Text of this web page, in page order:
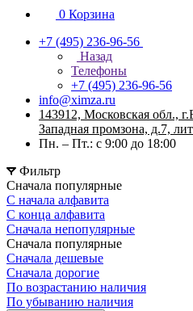
0 Корзина
+7 (495) 236-96-56
Назад
Телефоны
+7 (495) 236-96-56
info@ximza.ru
143912, Московская обл.,
Западная промзона, д.7,
Пн. – Пт.: с 9:00 до 18:00
Фильтр
Сначала популярные
С начала алфавита
С конца алфавита
Сначала непопулярные
Сначала популярные
Сначала дешевые
Сначала дорогие
По возрастанию наличия
По убыванию наличия